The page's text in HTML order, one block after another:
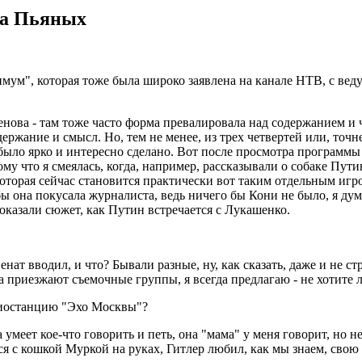
Пьяных
которая тоже была широко заявлена на канале НТВ, с
- там тоже часто форма превалировала над содержанием и
и смысл. Но, тем не менее, из трех четвертей или,
ярко и интересно сделано. Вот после просмотра
что я смеялась, когда, например, рассказывали о собаке
сейчас становится практически вот таким отдельным
она покусала журналиста, ведь ничего бы Кони не было, я
сюжет, как Путин встречается с Лукашенко.
вводил, и что? Бывали разные, ну, как сказать, даже и не
съемочные группы, я всегда предлагаю - не хотите
"Эхо Москвы"?
кое-что говорить и петь, она "мама" у меня говорит, но
кошкой Муркой на руках, Гитлер любил, как мы знаем, свою